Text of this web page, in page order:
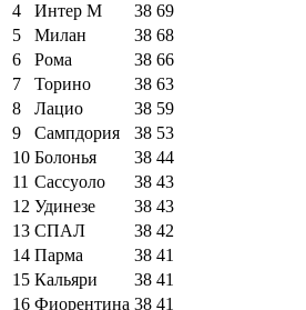
4
Интер М 38 69
5
Милан 38 68
6
Рома 38 66
7
Торино 38 63
8
Лацио 38 59
9
Сампдория 38 53
10 Болонья 38 44
11 Сассуоло 38 43
12 Удинезе 38 43
13 СПАЛ 38 42
14 Парма 38 41
15 Кальяри 38 41
16 Фиорентина 38 41